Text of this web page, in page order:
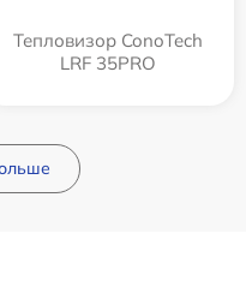
Тепловизор ConoTech
LRF 35PRO